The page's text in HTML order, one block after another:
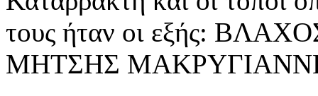
τους ήταν οι εξής:
ΜΗΤΣΗΣ